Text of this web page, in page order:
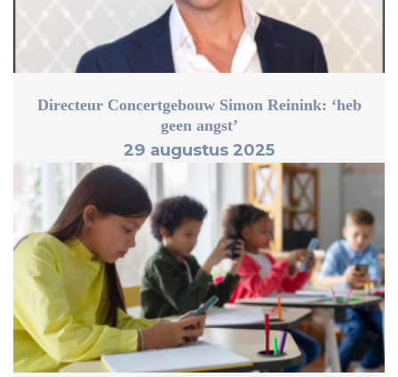
Directeur Concertgebouw Simon Reinink: ‘heb
geen angst’
29 augustus 2025